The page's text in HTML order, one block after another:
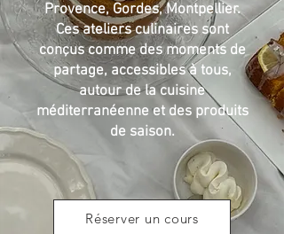
Provence, Gordes, Montpellier.
Ces ateliers culinaires sont
conçus comme des moments de
partage, accessibles à tous,
autour de la cuisine
méditerranéenne et des produits
de saison.
Réserver un cours